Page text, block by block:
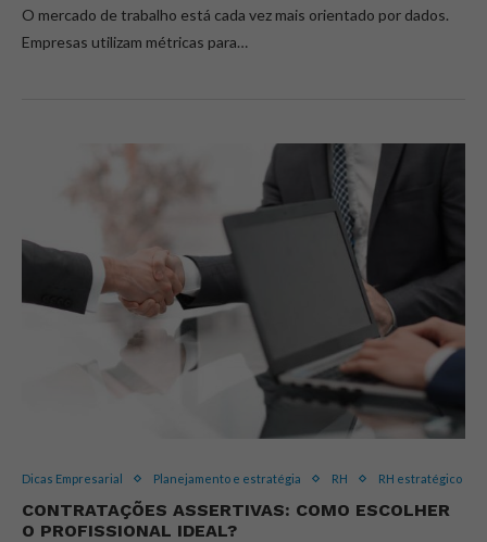
O mercado de trabalho está cada vez mais orientado por dados.
Empresas utilizam métricas para…
Dicas Empresarial Planejamento e estratégia RH RH estratégico
CONTRATAÇÕES ASSERTIVAS: COMO ESCOLHER
O PROFISSIONAL IDEAL?